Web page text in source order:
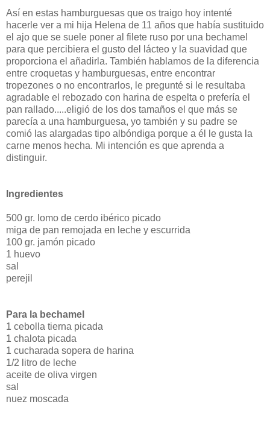
Así en estas hamburguesas que os traigo hoy intenté
hacerle ver a mi hija Helena de 11 años que había sustituido
el ajo que se suele poner al filete ruso por una bechamel
para que percibiera el gusto del lácteo y la suavidad que
proporciona el añadirla. También hablamos de la diferencia
entre croquetas y hamburguesas, entre encontrar
tropezones o no encontrarlos, le pregunté si le resultaba
agradable el rebozado con harina de espelta o prefería el
pan rallado.....eligió de los dos tamaños el que más se
parecía a una hamburguesa, yo también y su padre se
comió las alargadas tipo albóndiga porque a él le gusta la
carne menos hecha. Mi intención es que aprenda a
distinguir.
Ingredientes
500 gr. lomo de cerdo ibérico picado
miga de pan remojada en leche y escurrida
100 gr. jamón picado
1 huevo
sal
perejil
Para la bechamel
1 cebolla tierna picada
1 chalota picada
1 cucharada sopera de harina
1/2 litro de leche
aceite de oliva virgen
sal
nuez moscada